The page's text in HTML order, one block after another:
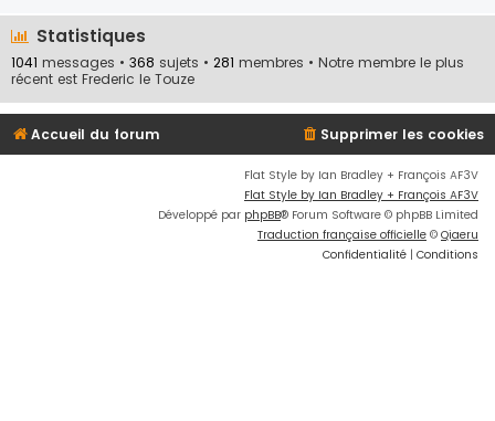
Statistiques
1041 messages • 368 sujets • 281 membres • Notre membre le plus
récent est Frederic le Touze
Accueil du forum Supprimer les cookies
Flat Style by Ian Bradley + François AF3V
Flat Style by Ian Bradley + François AF3V
Développé par phpBB® Forum Software © phpBB Limited
Traduction française officielle © Qiaeru
Confidentialité | Conditions